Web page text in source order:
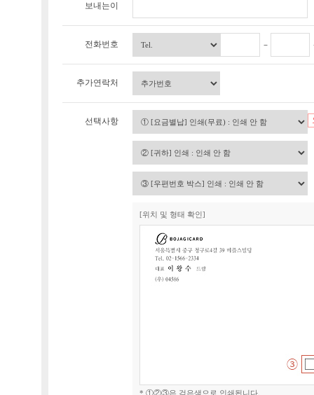
보내는이
전화번호
추가연락처
선택사항
[위치 및 형태 확인]
* ①②③은 검은색으로 인쇄됩니다.